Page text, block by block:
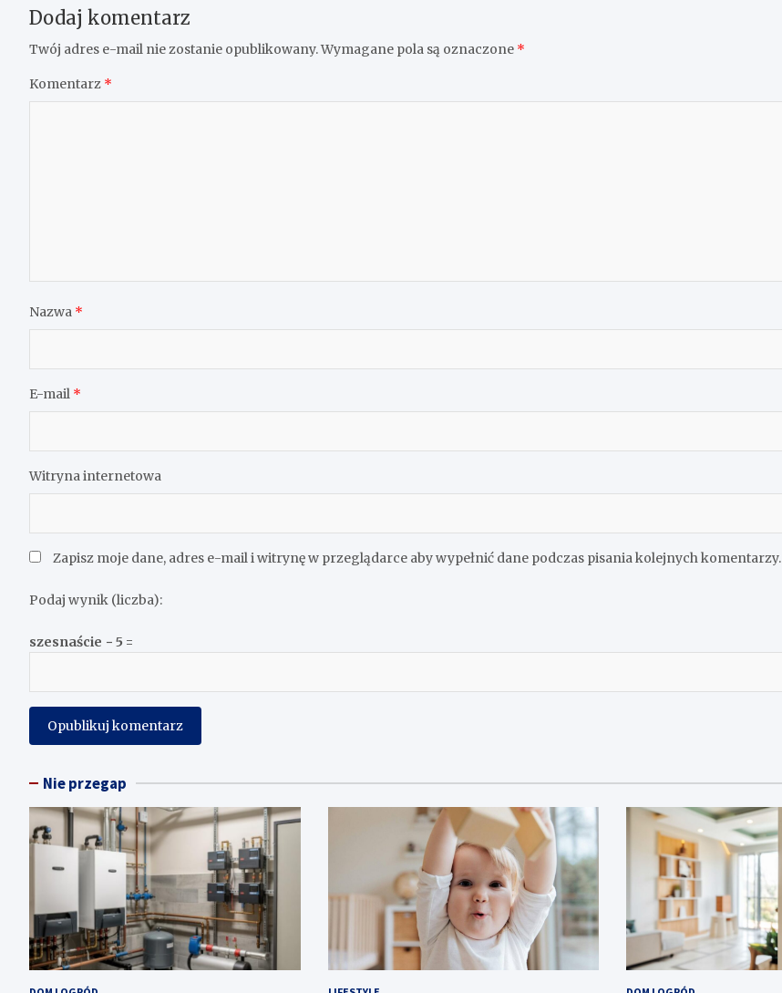
Dodaj komentarz
Twój adres e-mail nie zostanie opublikowany.Wymagane pola są oznaczone *
Komentarz *
Nazwa *
E-mail *
Witryna internetowa
Zapisz moje dane, adres e-mail i witrynę w przeglądarce aby wypełnić dane podczas pisania kolejnych komentarzy.
Podaj wynik (liczba):
szesnaście − 5 =
Nie przegap